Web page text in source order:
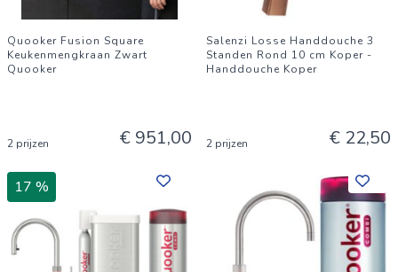
Quooker Fusion Square
Keukenmengkraan Zwart
Quooker
2 prijzen € 951,00
Salenzi Losse Handdouche 3
Standen Rond 10 cm Koper -
Handdouche Koper
2 prijzen € 22,50
17 %